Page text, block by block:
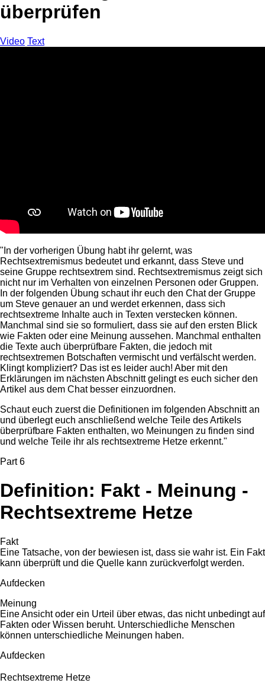
überprüfen
Video Text
"In der vorherigen Übung habt ihr gelernt, was
Rechtsextremismus bedeutet und erkannt, dass Steve und
seine Gruppe rechtsextrem sind. Rechtsextremismus zeigt sich
nicht nur im Verhalten von einzelnen Personen oder Gruppen.
In der folgenden Übung schaut ihr euch den Chat der Gruppe
um Steve genauer an und werdet erkennen, dass sich
rechtsextreme Inhalte auch in Texten verstecken können.
Manchmal sind sie so formuliert, dass sie auf den ersten Blick
wie Fakten oder eine Meinung aussehen. Manchmal enthalten
die Texte auch überprüfbare Fakten, die jedoch mit
rechtsextremen Botschaften vermischt und verfälscht werden.
Klingt kompliziert? Das ist es leider auch! Aber mit den
Erklärungen im nächsten Abschnitt gelingt es euch sicher den
Artikel aus dem Chat besser einzuordnen.
Schaut euch zuerst die Definitionen im folgenden Abschnitt an
und überlegt euch anschließend welche Teile des Artikels
überprüfbare Fakten enthalten, wo Meinungen zu finden sind
und welche Teile ihr als rechtsextreme Hetze erkennt."
Part 6
Definition: Fakt - Meinung -
Rechtsextreme Hetze
Fakt
Eine Tatsache, von der bewiesen ist, dass sie wahr ist. Ein Fakt
kann überprüft und die Quelle kann zurückverfolgt werden.
Aufdecken
Meinung
Eine Ansicht oder ein Urteil über etwas, das nicht unbedingt auf
Fakten oder Wissen beruht. Unterschiedliche Menschen
können unterschiedliche Meinungen haben.
Aufdecken
Rechtsextreme Hetze